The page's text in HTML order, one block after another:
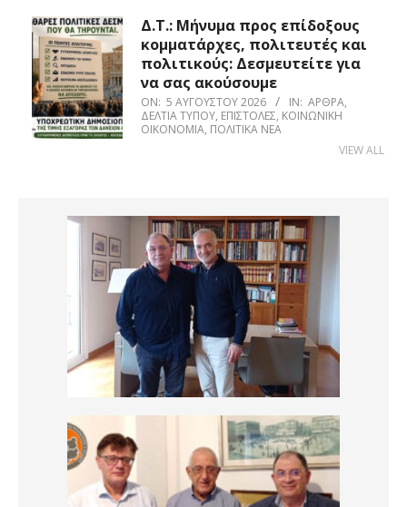
Δ.Τ.: Μήνυμα προς επίδοξους
κομματάρχες, πολιτευτές και
πολιτικούς: Δεσμευτείτε για
να σας ακούσουμε
ON: 5 ΑΥΓΟΎΣΤΟΥ 2026 IN: ΆΡΘΡΑ,
ΔΕΛΤΊΑ ΤΎΠΟΥ, ΕΠΙΣΤΟΛΈΣ, ΚΟΙΝΩΝΙΚΉ
ΟΙΚΟΝΟΜΊΑ, ΠΟΛΙΤΙΚΆ ΝΈΑ
VIEW ALL